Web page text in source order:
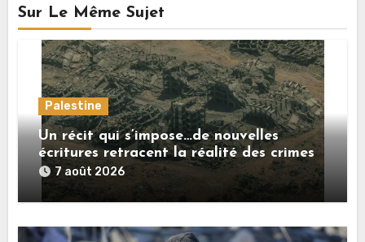
Sur Le Même Sujet
Palestine
Un récit qui s’impose…de nouvelles
écritures retracent la réalité des crimes
sionistes à Gaza
7 août 2026